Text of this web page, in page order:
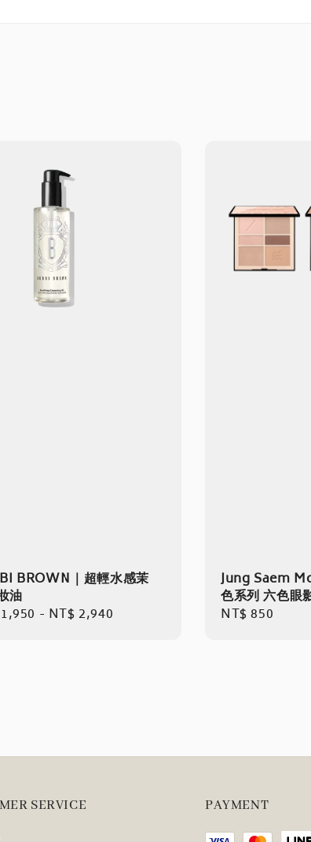
BROWN｜超輕水感茉
油
- NT$ 2,940
Jung Saem
色系列 六色眼
Regular
NT$ 850
SERVICE PAYMENT